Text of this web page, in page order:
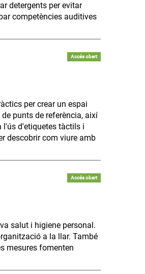
detergents per evitar
competències auditives
Accés obert
per crear un espai
punts de referència, així
l'ús d'etiquetes tàctils i
descobrir com viure amb
Accés obert
salut i higiene personal.
a la llar. També
mesures fomenten